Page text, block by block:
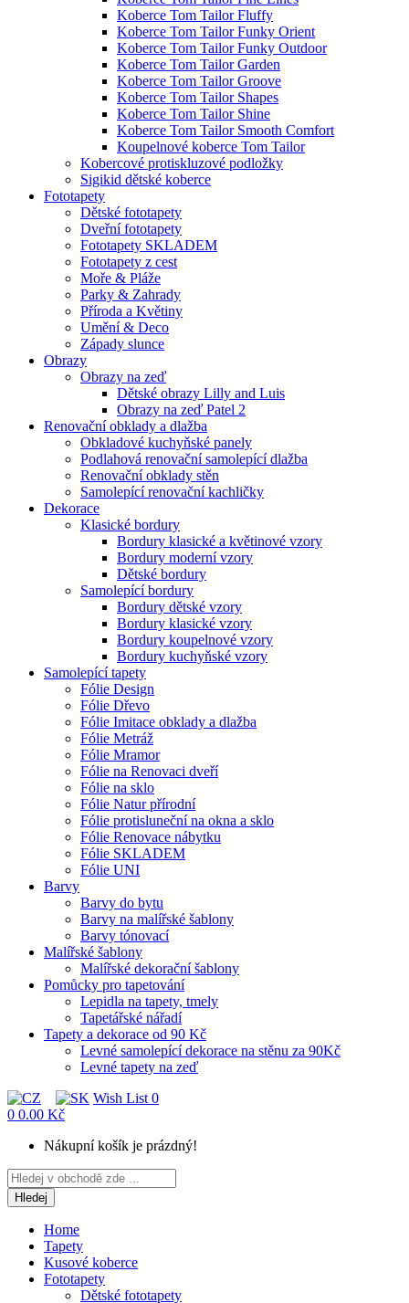
Koberce Tom Tailor Fluffy
Koberce Tom Tailor Funky Orient
Koberce Tom Tailor Funky Outdoor
Koberce Tom Tailor Garden
Koberce Tom Tailor Groove
Koberce Tom Tailor Shapes
Koberce Tom Tailor Shine
Koberce Tom Tailor Smooth Comfort
Koupelnové koberce Tom Tailor
Kobercové protiskluzové podložky
Sigikid dětské koberce
Fototapety
Dětské fototapety
Dveřní fototapety
Fototapety SKLADEM
Fototapety z cest
Moře & Pláže
Parky & Zahrady
Příroda a Květiny
Umění & Deco
Západy slunce
Obrazy
Obrazy na zeď
Dětské obrazy Lilly and Luis
Obrazy na zeď Patel 2
Renovační obklady a dlažba
Obkladové kuchyňské panely
Podlahová renovační samolepící dlažba
Renovační obklady stěn
Samolepící renovační kachličky
Dekorace
Klasické bordury
Bordury klasické a květinové vzory
Bordury moderní vzory
Dětské bordury
Samolepící bordury
Bordury dětské vzory
Bordury klasické vzory
Bordury koupelnové vzory
Bordury kuchyňské vzory
Samolepící tapety
Fólie Design
Fólie Dřevo
Fólie Imitace obklady a dlažba
Fólie Metráž
Fólie Mramor
Fólie na Renovaci dveří
Fólie na sklo
Fólie Natur přírodní
Fólie protisluneční na okna a sklo
Fólie Renovace nábytku
Fólie SKLADEM
Fólie UNI
Barvy
Barvy do bytu
Barvy na malířské šablony
Barvy tónovací
Malířské šablony
Malířské dekorační šablony
Pomůcky pro tapetování
Lepidla na tapety, tmely
Tapetářské nářadí
Tapety a dekorace od 90 Kč
Levné samolepící dekorace na stěnu za 90Kč
Levné tapety na zeď
Wish List 0
0 0.00 Kč
Nákupní košík je prázdný!
Hledej
Home
Tapety
Kusové koberce
Fototapety
Dětské fototapety